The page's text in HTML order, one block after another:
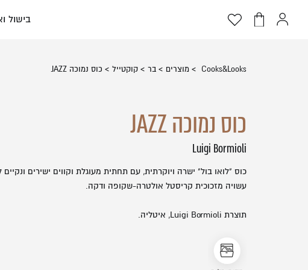
פתיחתפתיחת
פתיחת
למשתמש
בישול
סגור
Cooks&Looks מוצרים בר קוקטייל כוס נמוכה JAZZ
כוס נמוכה JAZZ
Luigi Bormioli
כוס "לואו בול" ישרה ויוקרתית, עם תחתית מעוגלת וקווים ישירים ונקיים
עשויה מזכוכית קריסטל אולטרה-שקופה ודקה.
תוצרת Luigi Bormioli, איטליה.